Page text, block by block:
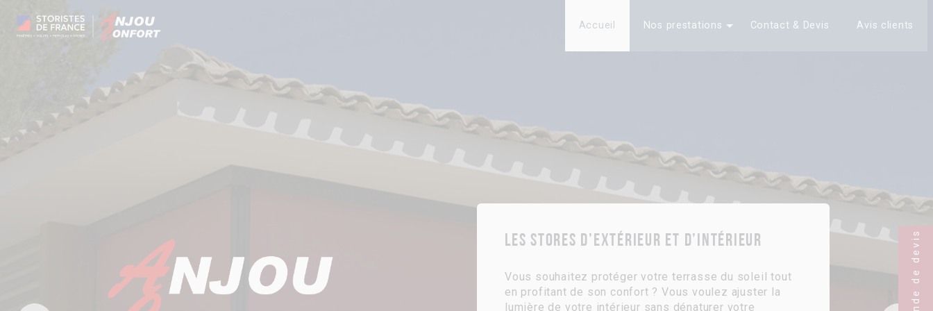
Accueil Nos prestations Contact & Devis Avis clients
Les stores d’extérieur et d’intérieur
Vous souhaitez protéger votre terrasse du soleil tout
en profitant de son confort ? Vous voulez ajuster la
lumière de votre intérieur sans dénaturer votre